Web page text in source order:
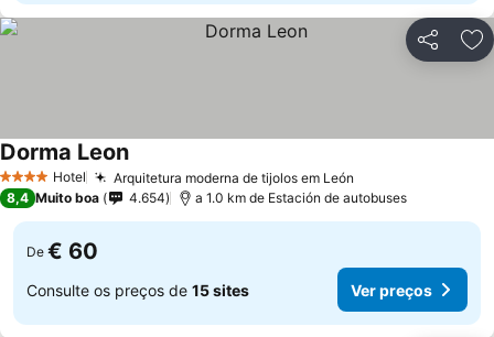
Partilhar
4 EstrelasHotel Arquitetura moderna de tijolos em León
Dorma LeonVer preços
8,4 Muito boa 4.654 a 1.0 km de Estación de autobuses
De € 60
Consulte os preços de 15 sites Ver preços